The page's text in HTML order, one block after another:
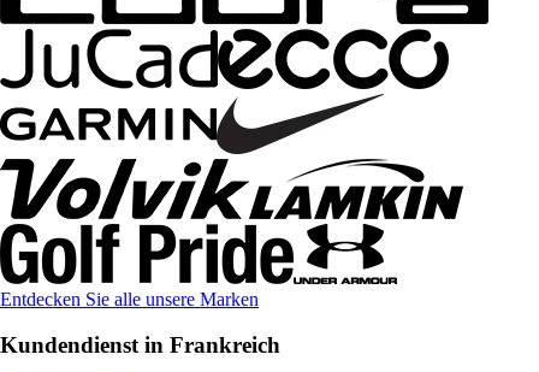
Entdecken Sie alle unsere Marken
Kundendienst in Frankreich